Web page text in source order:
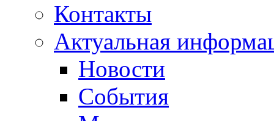
Контакты
Актуальная
Новости
События